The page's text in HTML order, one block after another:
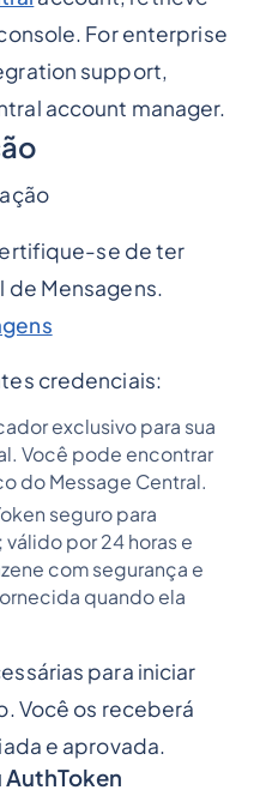
For enterprise
support,
account manager.
se de ter
de Mensagens.
credenciais:
exclusivo para sua
Você pode encontrar
do Message Central.
seguro para
válido por 24 horas e
com segurança e
quando ela
para iniciar
Você os receberá
e aprovada.